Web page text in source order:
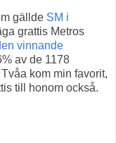
gällde SM i
grattis Metros
vinnande
av de 1178
kom min favorit,
till honom också.